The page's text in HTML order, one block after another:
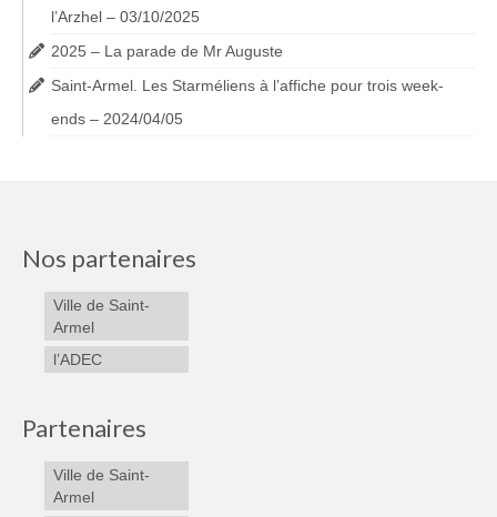
l’Arzhel – 03/10/2025
2025 – La parade de Mr Auguste
Saint-Armel. Les Starméliens à l’affiche pour trois week-
ends – 2024/04/05
Nos partenaires
Ville de Saint-
Armel
l’ADEC
Partenaires
Ville de Saint-
Armel